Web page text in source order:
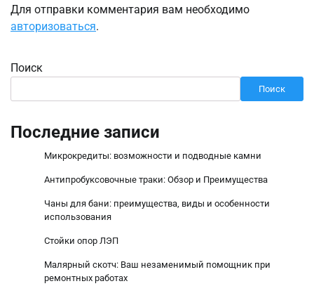
Для отправки комментария вам необходимо
авторизоваться.
Поиск
Поиск
Последние записи
Микрокредиты: возможности и подводные камни
Антипробуксовочные траки: Обзор и Преимущества
Чаны для бани: преимущества, виды и особенности
использования
Стойки опор ЛЭП
Малярный скотч: Ваш незаменимый помощник при
ремонтных работах